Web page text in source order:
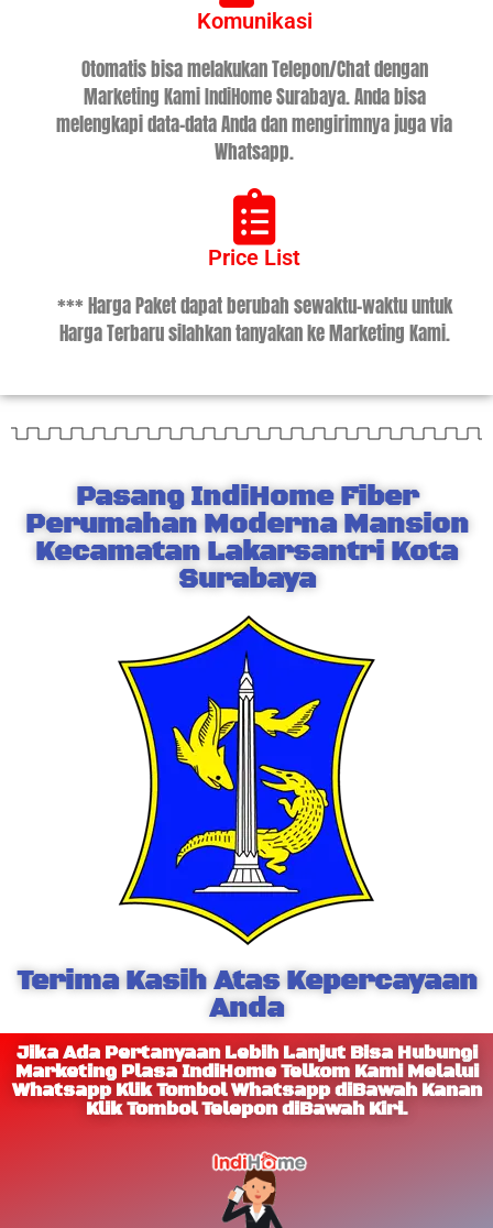
Komunikasi
Otomatis bisa melakukan Telepon/Chat dengan
Marketing Kami IndiHome Surabaya. Anda bisa
melengkapi data-data Anda dan mengirimnya juga via
Whatsapp.
Price List
*** Harga Paket dapat berubah sewaktu-waktu untuk
Harga Terbaru silahkan tanyakan ke Marketing Kami.
Pasang IndiHome Fiber
Perumahan Moderna Mansion
Kecamatan Lakarsantri Kota
Surabaya
Terima Kasih Atas Kepercayaan
Anda
Jika Ada Pertanyaan Lebih Lanjut Bisa Hubungi
Marketing Plasa IndiHome Telkom Kami Melalui
Whatsapp Klik Tombol Whatsapp diBawah Kanan
Klik Tombol Telepon diBawah Kiri.